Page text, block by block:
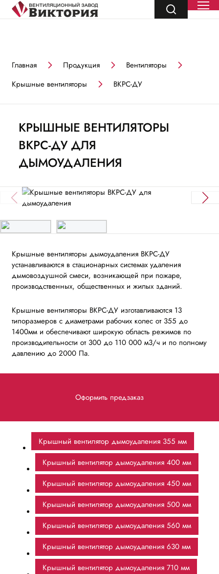
Главная Продукция
Вентиляторы
Крышные вентиляторы
ВКРС-ДУ
КРЫШНЫЕ ВЕНТИЛЯТОРЫ
ВКРС-ДУ ДЛЯ
ДЫМОУДАЛЕНИЯ
Крышные вентиляторы дымоудаления ВКРС-ДУ
устанавливаются в стационарных системах удаления
дымовоздушной смеси, возникающей при пожаре,
производственных, общественных и жилых зданий.
Крышные вентиляторы ВКРС-ДУ изготавливаются 13
типоразмеров с диаметрами рабочих колес от 355 до
1400мм и обеспечивают широкую область режимов по
производительности от 300 до 110 000 м3/ч и по полному
давлению до 2000 Па.
Оформить предзаказ
Крышный вентилятор дымоудаления 355 мм
Крышный вентилятор дымоудаления 400 мм
Крышный вентилятор дымоудаления 450 мм
Крышный вентилятор дымоудаления 500 мм
Крышный вентилятор дымоудаления 560 мм
Крышный вентилятор дымоудаления 630 мм
Крышный вентилятор дымоудаления 710 мм